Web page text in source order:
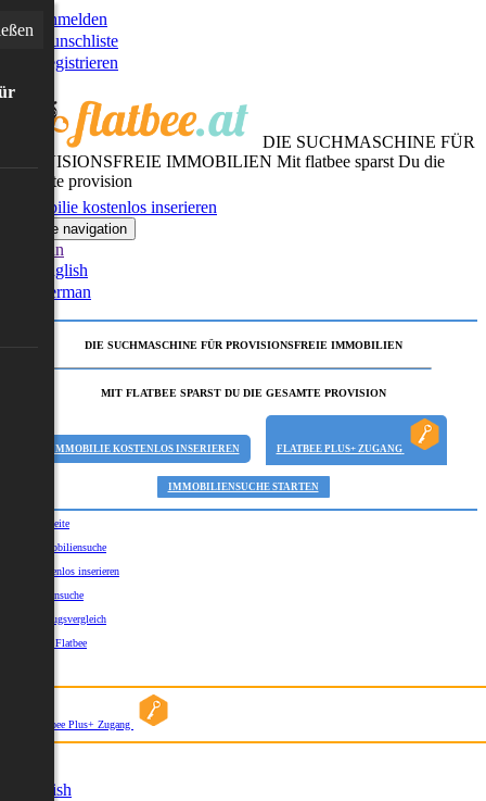
Anmelden
Wunschliste
Registrieren
DIE SUCHMASCHINE FÜR
PROVISIONSFREIE IMMOBILIEN Mit flatbee sparst Du die
gesamte provision
Immobilie kostenlos inserieren
Toggle navigation
German
English
German
DIE SUCHMASCHINE FÜR PROVISIONSFREIE IMMOBILIEN
MIT FLATBEE SPARST DU DIE GESAMTE PROVISION
IMMOBILIE KOSTENLOS INSERIEREN FLATBEE PLUS+ ZUGANG
IMMOBILIENSUCHE STARTEN
Startseite
Immobiliensuche
Kostenlos inserieren
Kartensuche
Umzugsvergleich
Über Flatbee
Flatbee Plus+ Zugang
English